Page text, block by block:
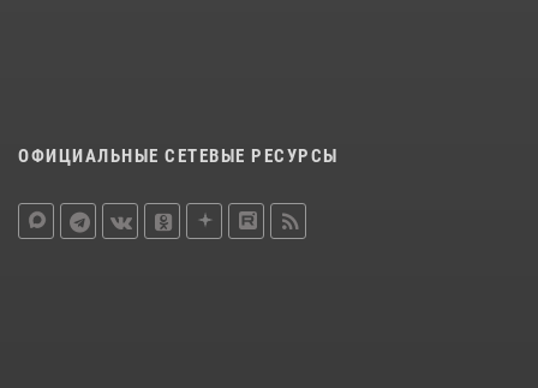
ОФИЦИАЛЬНЫЕ СЕТЕВЫЕ РЕСУРСЫ